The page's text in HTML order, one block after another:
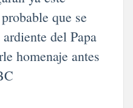
que se
del Papa
homenaje antes